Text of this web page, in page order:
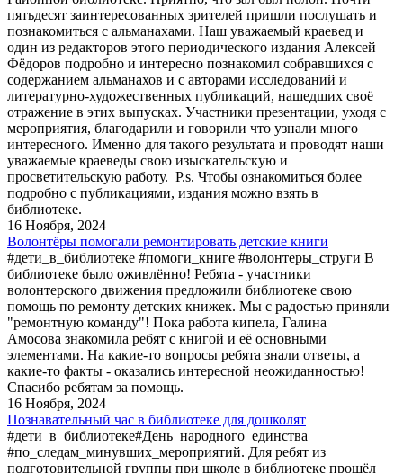
пятьдесят заинтересованных зрителей пришли послушать и
познакомиться с альманахами. Наш уважаемый краевед и
один из редакторов этого периодического издания Алексей
Фёдоров подробно и интересно познакомил собравшихся с
содержанием альманахов и с авторами исследований и
литературно-художественных публикаций, нашедших своё
отражение в этих выпусках. Участники презентации, уходя с
мероприятия, благодарили и говорили что узнали много
интересного. Именно для такого результата и проводят наши
уважаемые краеведы свою изыскательскую и
просветительскую работу. P.s. Чтобы ознакомиться более
подробно с публикациями, издания можно взять в
библиотеке.
16 Ноября, 2024
Волонтёры помогали ремонтировать детские книги
#дети_в_библиотеке #помоги_книге #волонтеры_струги В
библиотеке было оживлённо! Ребята - участники
волонтерского движения предложили библиотеке свою
помощь по ремонту детских книжек. Мы с радостью приняли
"ремонтную команду"! Пока работа кипела, Галина
Амосова знакомила ребят с книгой и её основными
элементами. На какие-то вопросы ребята знали ответы, а
какие-то факты - оказались интересной неожиданностью!
Спасибо ребятам за помощь.
16 Ноября, 2024
Познавательный час в библиотеке для дошколят
#дети_в_библиотеке#День_народного_единства
#по_следам_минувших_мероприятий. Для ребят из
подготовительной группы при школе в библиотеке прошёл